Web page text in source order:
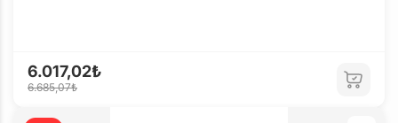
6.017,02₺
6.685,07₺